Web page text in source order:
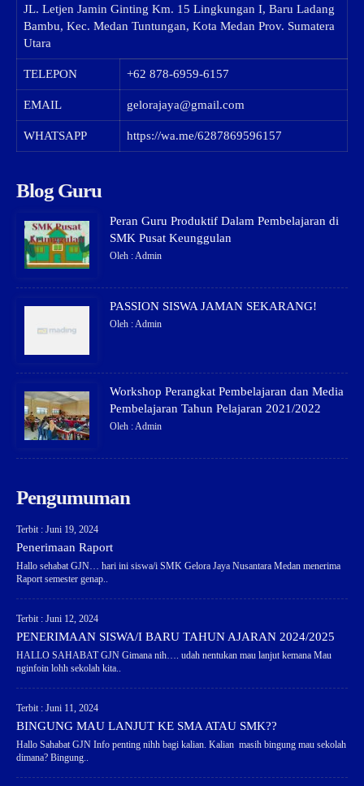
JL. Letjen Jamin Ginting Km. 15 Lingkungan I, Baru Ladang
Bambu, Kec. Medan Tuntungan, Kota Medan Prov. Sumatera
Utara
TELEPON +62 878-6959-6157
EMAIL gelorajaya@gmail.com
WHATSAPP https://wa.me/6287869596157
Blog Guru
Peran Guru Produktif Dalam Pembelajaran di
SMK Pusat Keunggulan
Oleh : Admin
PASSION SISWA JAMAN SEKARANG!
Oleh : Admin
Workshop Perangkat Pembelajaran dan Media
Pembelajaran Tahun Pelajaran 2021/2022
Oleh : Admin
Pengumuman
Terbit : Juni 19, 2024
Penerimaan Raport
Hallo sehabat GJN… hari ini siswa/i SMK Gelora Jaya Nusantara Medan menerima
Raport semester genap..
Terbit : Juni 12, 2024
PENERIMAAN SISWA/I BARU TAHUN AJARAN 2024/2025
HALLO SAHABAT GJN Gimana nih…. udah nentukan mau lanjut kemana Mau
nginfoin lohh sekolah kita..
Terbit : Juni 11, 2024
BINGUNG MAU LANJUT KE SMA ATAU SMK??
Hallo Sahabat GJN Info penting nihh bagi kalian. Kalian masih bingung mau sekolah
dimana? Bingung..